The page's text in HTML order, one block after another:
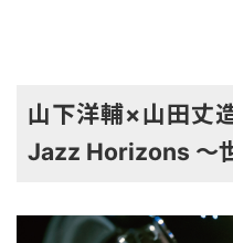
山下洋輔×山田丈
Jazz Horizons ～